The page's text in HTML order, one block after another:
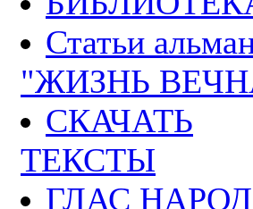
Статьи
"ЖИЗНЬ
СКАЧАТЬ
ТЕКСТЫ
ГЛАС